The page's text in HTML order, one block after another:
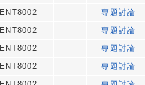
ENT8002
專題討論
ENT8002
專題討論
ENT8002
專題討論
ENT8002
專題討論